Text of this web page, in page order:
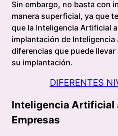
Sin embargo, no basta con
manera superficial, ya que
que la Inteligencia Artificial
implantación de
diferencias que puede
su implantación.
DIFERENTES
Inteligencia Artificial
Empresas